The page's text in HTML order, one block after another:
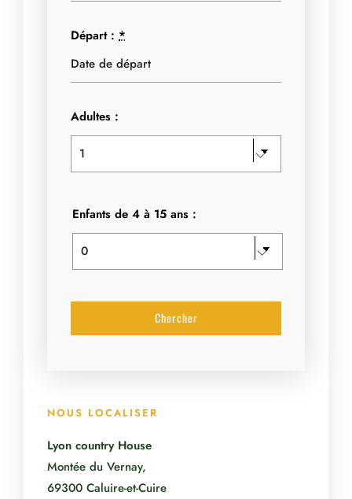
Départ : *
Adultes :
Enfants de 4 à 15 ans :
NOUS LOCALISER
Lyon country House
Montée du Vernay,
69300 Caluire-et-Cuire